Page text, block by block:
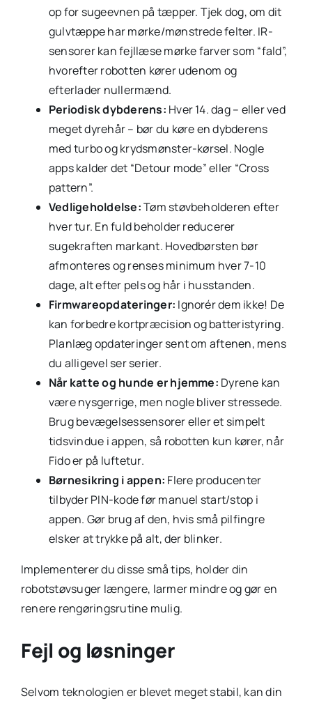
op for sugeevnen på tæpper. Tjek dog, om dit
gulvtæppe har mørke/mønstrede felter. IR-
sensorer kan fejllæse mørke farver som “fald”,
hvorefter robotten kører udenom og
efterlader nullermænd.
Periodisk dybderens: Hver 14. dag – eller ved
meget dyrehår – bør du køre en dybderens
med turbo og krydsmønster-kørsel. Nogle
apps kalder det “Detour mode” eller “Cross
pattern”.
Vedligeholdelse:Tøm støvbeholderen efter
hver tur. En fuld beholder reducerer
sugekraften markant. Hovedbørsten bør
afmonteres og renses minimum hver 7-10
dage, alt efter pels og hår i husstanden.
Firmwareopdateringer: Ignorér dem ikke! De
kan forbedre kortpræcision og batteristyring.
Planlæg opdateringer sent om aftenen, mens
du alligevel ser serier.
Når katte og hunde er hjemme: Dyrene kan
være nysgerrige, men nogle bliver stressede.
Brug bevægelsessensorer eller et simpelt
tidsvindue i appen, så robotten kun kører, når
Fido er på luftetur.
Børnesikring i appen: Flere producenter
tilbyder PIN-kode før manuel start/stop i
appen. Gør brug af den, hvis små pilfingre
elsker at trykke på alt, der blinker.
Implementerer du disse små tips, holder din
robotstøvsuger længere, larmer mindre og gør en
renere rengøringsrutine mulig.
Fejl og løsninger
Selvom teknologien er blevet meget stabil, kan din